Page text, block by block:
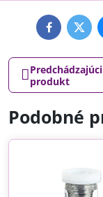
Facebook
Predchádzajúci
produkt
Podobné